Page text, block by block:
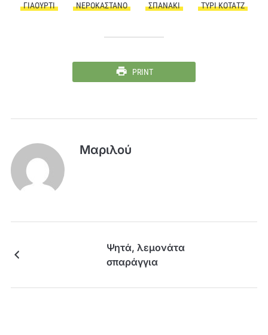
ΓΙΑΟΎΡΤΙ ΝΕΡΟΚΆΣΤΑΝΟ ΣΠΑΝΆΚΙ ΤΥΡΊ ΚΌΤΑΤΖ
PRINT
Μαριλού
Ψητά, λεμονάτα
σπαράγγια